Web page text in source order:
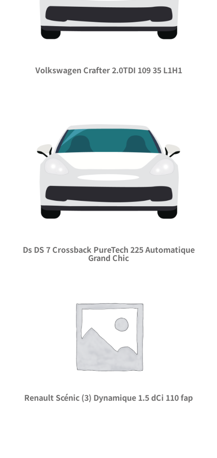
Volkswagen Crafter 2.0TDI 109 35 L1H1
Ds DS 7 Crossback PureTech 225 Automatique
Grand Chic
Renault Scénic (3) Dynamique 1.5 dCi 110 fap